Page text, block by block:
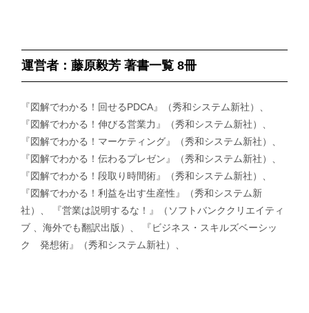
運営者：藤原毅芳 著書一覧 8冊
『図解でわかる！回せるPDCA』（秀和システム新社）、
『図解でわかる！伸びる営業力』（秀和システム新社）、
『図解でわかる！マーケティング』（秀和システム新社）、
『図解でわかる！伝わるプレゼン』（秀和システム新社）、
『図解でわかる！段取り時間術』（秀和システム新社）、
『図解でわかる！利益を出す生産性』（秀和システム新
社）、 『営業は説明するな！』（ソフトバンククリエイティ
ブ 、海外でも翻訳出版）、 『ビジネス・スキルズベーシッ
ク 発想術』（秀和システム新社）、